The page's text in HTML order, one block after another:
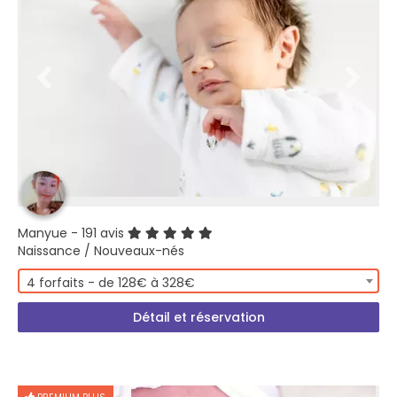
Manyue - 191 avis
Naissance / Nouveaux-nés
4 forfaits - de 128€ à 328€
Détail et réservation